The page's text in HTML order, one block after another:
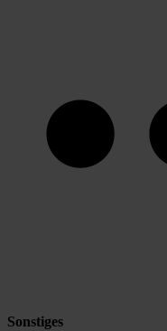
Sonstiges